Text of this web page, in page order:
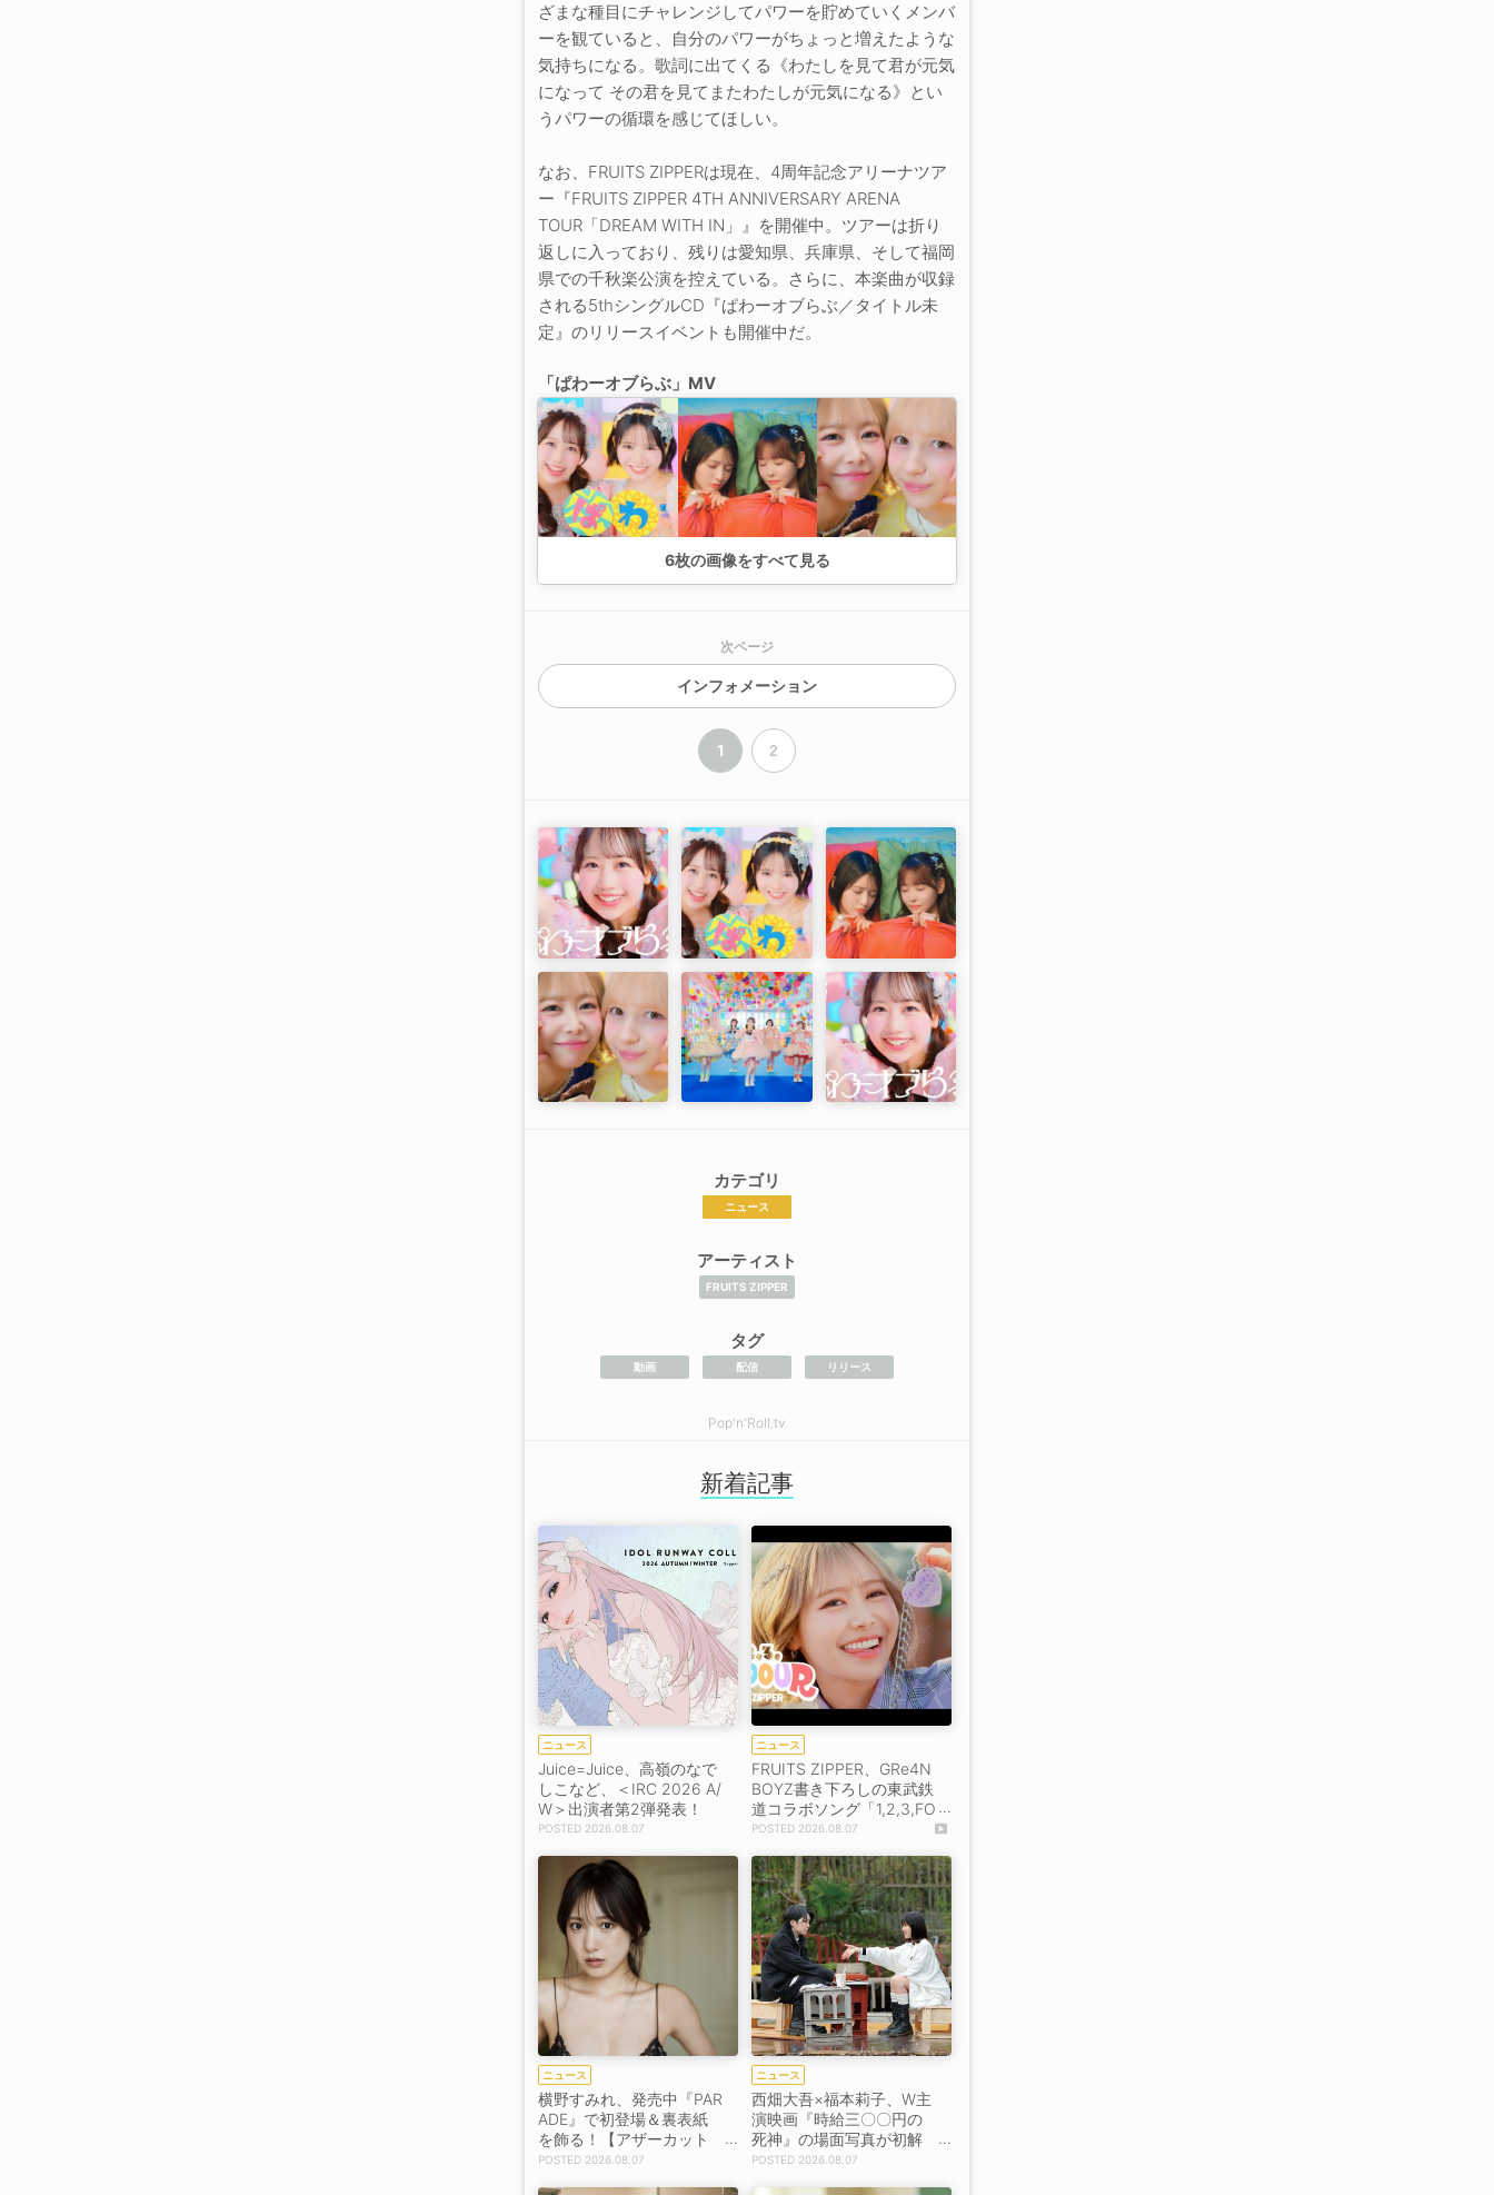
ざまな種目にチャレンジしてパワーを貯めていくメンバ
ーを観ていると、自分のパワーがちょっと増えたような
気持ちになる。歌詞に出てくる《わたしを見て君が元気
になって その君を見てまたわたしが元気になる》とい
うパワーの循環を感じてほしい。
なお、FRUITS ZIPPERは現在、4周年記念アリーナツア
ー『FRUITS ZIPPER 4TH ANNIVERSARY ARENA
TOUR「DREAM WITH IN」』を開催中。ツアーは折り
返しに入っており、残りは愛知県、兵庫県、そして福岡
県での千秋楽公演を控えている。さらに、本楽曲が収録
される5thシングルCD『ぱわーオブらぶ／タイトル未
定』のリリースイベントも開催中だ。
「ぱわーオブらぶ」MV
6枚の画像をすべて見る
次ページ
インフォメーション
1 2
カテゴリ
ニュース
アーティスト
FRUITS ZIPPER
タグ
動画 配信 リリース
Pop'n'Roll.tv
新着記事
ニュース
Juice=Juice、高嶺のなで
しこなど、＜IRC 2026 A/
W＞出演者第2弾発表！
2026.08.07
ニュース
FRUITS ZIPPER、GRe4N
BOYZ書き下ろしの東武鉄
道コラボソング「1,2,3,FO
OOOUR」をリリース＆M
2026.08.07
ニュース
横野すみれ、発売中『PAR
ADE』で初登場＆裏表紙
を飾る！【アザーカット
掲載】 2026.08.07
ニュース
西畑大吾×福本莉子、W主
演映画『時給三〇〇円の
死神』の場面写真が初解
禁！
2026.08.07